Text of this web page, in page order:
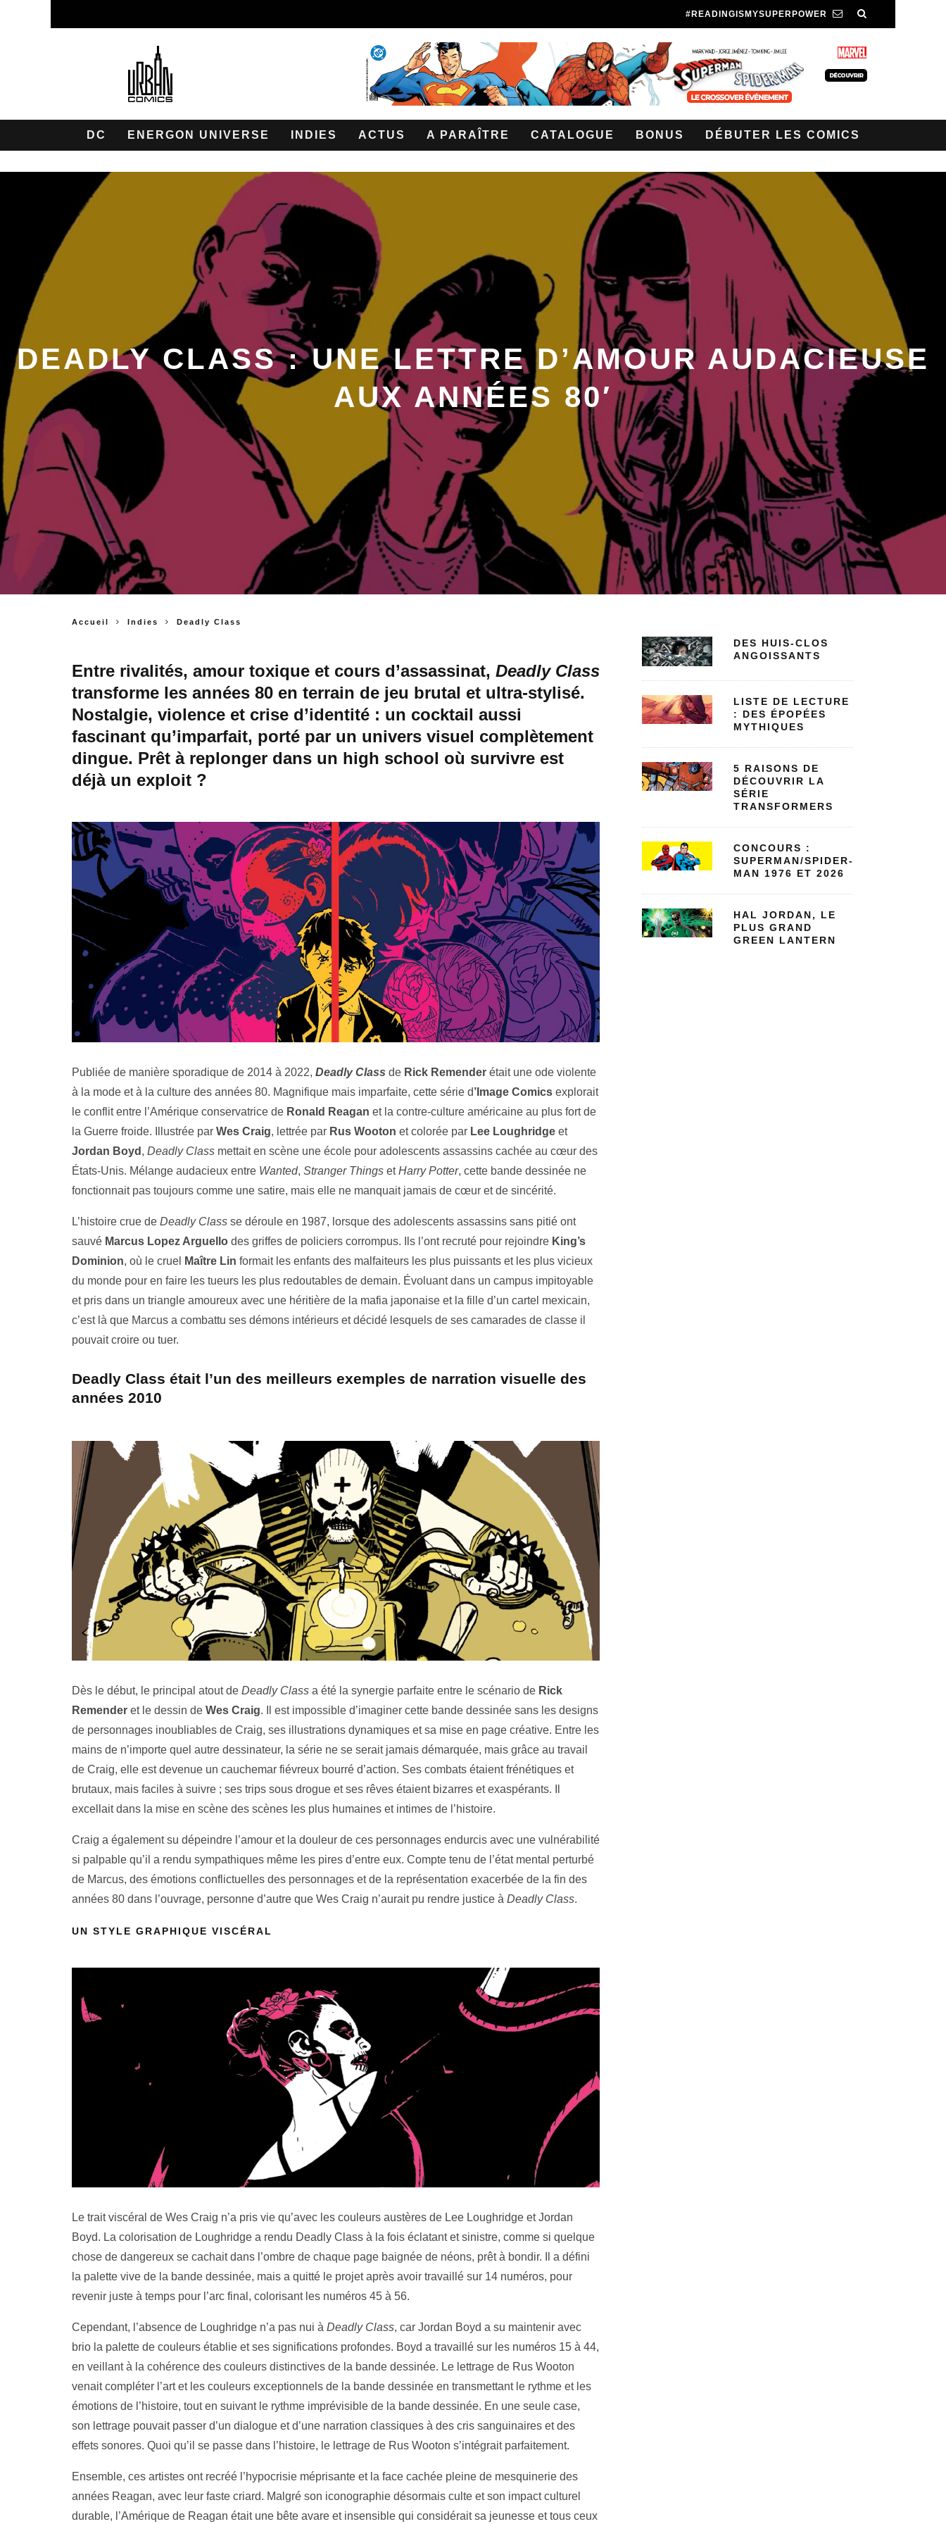
#READINGISMYSUPERPOWER
DC ENERGON UNIVERSE INDIES ACTUS A PARAÎTRE CATALOGUE BONUS DÉBUTER LES COMICS
DEADLY CLASS : UNE LETTRE D’AMOUR AUDACIEUSE
AUX ANNÉES 80′
Accueil Indies Deadly Class
Entre rivalités, amour toxique et cours d’assassinat, Deadly Class
transforme les années 80 en terrain de jeu brutal et ultra-stylisé.
Nostalgie, violence et crise d’identité : un cocktail aussi
fascinant qu’imparfait, porté par un univers visuel complètement
dingue. Prêt à replonger dans un high school où survivre est
déjà un exploit ?
Publiée de manière sporadique de 2014 à 2022, Deadly Class de Rick Remender était une ode violente
à la mode et à la culture des années 80. Magnifique mais imparfaite, cette série d’Image Comics explorait
le conflit entre l’Amérique conservatrice de Ronald Reagan et la contre-culture américaine au plus fort de
la Guerre froide. Illustrée par Wes Craig, lettrée par Rus Wooton et colorée par Lee Loughridge et
Jordan Boyd , Deadly Class mettait en scène une école pour adolescents assassins cachée au cœur des
États-Unis. Mélange audacieux entre Wanted, Stranger Things etHarry Potter, cette bande dessinée ne
fonctionnait pas toujours comme une satire, mais elle ne manquait jamais de cœur et de sincérité.
L’histoire crue de Deadly Class se déroule en 1987, lorsque des adolescents assassins sans pitié ont
sauvé Marcus Lopez Arguello des griffes de policiers corrompus. Ils l’ont recruté pour rejoindre King’s
Dominion, où le cruel Maître Lin formait les enfants des malfaiteurs les plus puissants et les plus vicieux
du monde pour en faire les tueurs les plus redoutables de demain. Évoluant dans un campus impitoyable
et pris dans un triangle amoureux avec une héritière de la mafia japonaise et la fille d’un cartel mexicain,
c’est là que Marcus a combattu ses démons intérieurs et décidé lesquels de ses camarades de classe il
pouvait croire ou tuer.
Deadly Class était l’un des meilleurs exemples de narration visuelle des
années 2010
Dès le début, le principal atout de Deadly Class a été la synergie parfaite entre le scénario de Rick
Remender et le dessin de Wes Craig. Il est impossible d’imaginer cette bande dessinée sans les designs
de personnages inoubliables de Craig, ses illustrations dynamiques et sa mise en page créative. Entre les
mains de n’importe quel autre dessinateur, la série ne se serait jamais démarquée, mais grâce au travail
de Craig, elle est devenue un cauchemar fiévreux bourré d’action. Ses combats étaient frénétiques et
brutaux, mais faciles à suivre ; ses trips sous drogue et ses rêves étaient bizarres et exaspérants. Il
excellait dans la mise en scène des scènes les plus humaines et intimes de l’histoire.
Craig a également su dépeindre l’amour et la douleur de ces personnages endurcis avec une vulnérabilité
si palpable qu’il a rendu sympathiques même les pires d’entre eux. Compte tenu de l’état mental perturbé
de Marcus, des émotions conflictuelles des personnages et de la représentation exacerbée de la fin des
années 80 dans l’ouvrage, personne d’autre que Wes Craig n’aurait pu rendre justice à Deadly Class.
UN STYLE GRAPHIQUE VISCÉRAL
Le trait viscéral de Wes Craig n’a pris vie qu’avec les couleurs austères de Lee Loughridge et Jordan
Boyd. La colorisation de Loughridge a rendu Deadly Class à la fois éclatant et sinistre, comme si quelque
chose de dangereux se cachait dans l’ombre de chaque page baignée de néons, prêt à bondir. Il a défini
la palette vive de la bande dessinée, mais a quitté le projet après avoir travaillé sur 14 numéros, pour
revenir juste à temps pour l’arc final, colorisant les numéros 45 à 56.
Cependant, l’absence de Loughridge n’a pas nui à Deadly Class, car Jordan Boyd a su maintenir avec
brio la palette de couleurs établie et ses significations profondes. Boyd a travaillé sur les numéros 15 à 44,
en veillant à la cohérence des couleurs distinctives de la bande dessinée. Le lettrage de Rus Wooton
venait compléter l’art et les couleurs exceptionnels de la bande dessinée en transmettant le rythme et les
émotions de l’histoire, tout en suivant le rythme imprévisible de la bande dessinée. En une seule case,
son lettrage pouvait passer d’un dialogue et d’une narration classiques à des cris sanguinaires et des
effets sonores. Quoi qu’il se passe dans l’histoire, le lettrage de Rus Wooton s’intégrait parfaitement.
Ensemble, ces artistes ont recréé l’hypocrisie méprisante et la face cachée pleine de mesquinerie des
années Reagan, avec leur faste criard. Malgré son iconographie désormais culte et son impact culturel
durable, l’Amérique de Reagan était une bête avare et insensible qui considérait sa jeunesse et tous ceux
DES HUIS-CLOS
ANGOISSANTS
LISTE DE LECTURE
: DES ÉPOPÉES
MYTHIQUES
5 RAISONS DE
DÉCOUVRIR LA
SÉRIE
TRANSFORMERS
CONCOURS :
SUPERMAN/SPIDER-
MAN 1976 ET 2026
HAL JORDAN, LE
PLUS GRAND
GREEN LANTERN